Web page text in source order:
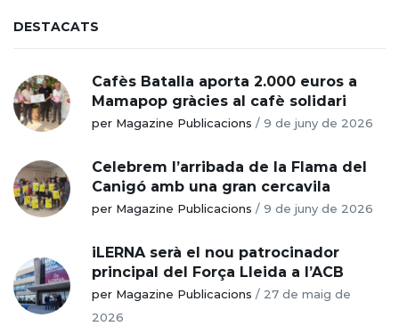
DESTACATS
Cafès Batalla aporta 2.000 euros a
Mamapop gràcies al cafè solidari
per Magazine Publicacions / 9 de juny de 2026
Celebrem l’arribada de la Flama del
Canigó amb una gran cercavila
per Magazine Publicacions / 9 de juny de 2026
iLERNA serà el nou patrocinador
principal del Força Lleida a l’ACB
per Magazine Publicacions / 27 de maig de
2026